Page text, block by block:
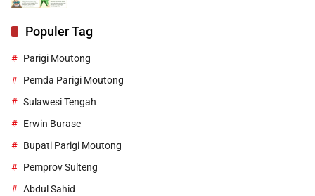
Populer Tag
Parigi Moutong
Pemda Parigi Moutong
Sulawesi Tengah
Erwin Burase
Bupati Parigi Moutong
Pemprov Sulteng
Abdul Sahid